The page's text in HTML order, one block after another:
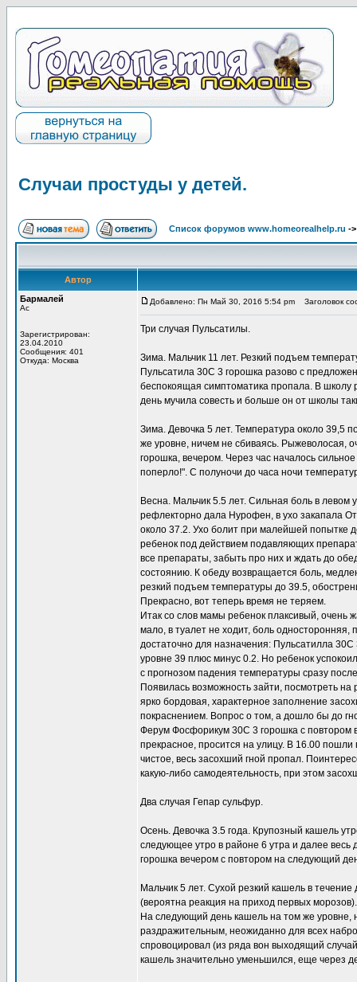
Случаи простуды у детей.
Список форумов www.homeorealhelp.ru -
Автор
Бармалей
Ас
Зарегистрирован:
23.04.2010
Сообщения: 401
Откуда: Москва
Добавлено: Пн Май 30, 2016 5:54 pm Заголовок
Три случая Пульсатилы.
Зима. Мальчик 11 лет. Резкий подъем
Пульсатила 30С 3 горошка разово с
беспокоящая симптоматика пропала. В школу
день мучила совесть и больше он от школы
Зима. Девочка 5 лет. Температура около 39,5
же уровне, ничем не сбиваясь. Рыжеволосая,
горошка, вечером. Через час началось
поперло!". С полуночи до часа ночи
Весна. Мальчик 5.5 лет. Сильная боль в
рефлекторно дала Нурофен, в ухо закапала
около 37.2. Ухо болит при малейшей попытке
ребенок под действием подавляющих
все препараты, забыть про них и ждать до
состоянию. К обеду возвращается боль,
резкий подъем температуры до 39.5,
Прекрасно, вот теперь время не теряем.
Итак со слов мамы ребенок плаксивый, очень
мало, в туалет не ходит, боль односторонняя,
достаточно для назначения: Пульсатилла
уровне 39 плюс минус 0.2. Но ребенок
с прогнозом падения температуры сразу
Появилась возможность зайти, посмотреть
ярко бордовая, характерное заполнение
покраснением. Вопрос о том, а дошло бы до
Ферум Фосфорикум 30С 3 горошка с повтором
прекрасное, просится на улицу. В 16.00
чистое, весь засохший гной пропал.
какую-либо самодеятельность, при этом
Два случая Гепар сульфур.
Осень. Девочка 3.5 года. Крупозный кашель
следующее утро в районе 6 утра и далее
горошка вечером с повтором на следующий
Мальчик 5 лет. Сухой резкий кашель в
(вероятна реакция на приход первых
На следующий день кашель на том же уровне,
раздражительным, неожиданно для всех
спровоцировал (из ряда вон выходящий
кашель значительно уменьшился, еще через